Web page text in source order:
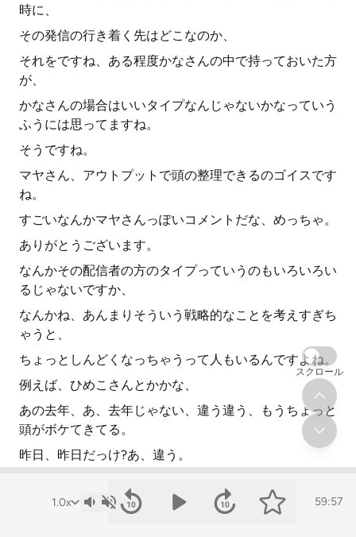
時に、
その発信の行き着く先はどこなのか、
それをですね、ある程度かなさんの中で持っておいた方
が、
かなさんの場合はいいタイプなんじゃないかなっていう
ふうには思ってますね。
そうですね。
マヤさん、アウトプットで頭の整理できるのゴイスです
ね。
すごいなんかマヤさんっぽいコメントだな、めっちゃ。
ありがとうございます。
なんかその配信者の方のタイプっていうのもいろいろい
るじゃないですか、
なんかね、あんまりそういう戦略的なことを考えすぎち
ゃうと、
ちょっとしんどくなっちゃうって人もいるんですよね。
例えば、ひめこさんとかかな、
あの去年、あ、去年じゃない、違う違う、もうちょっと
頭がボケてきてる。
昨日、昨日だっけ?あ、違う。
あのライブをした時に、ひめこさんって結構その自分の
59:57
スクロール